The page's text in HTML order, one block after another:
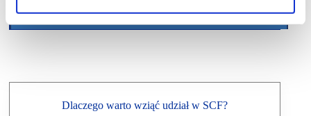
Dlaczego warto wziąć udział w SCF?